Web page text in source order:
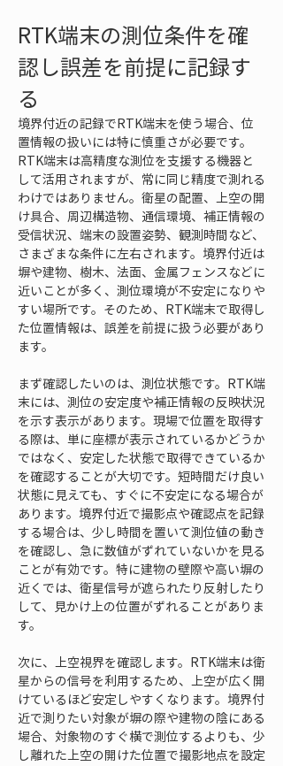
RTK端末の測位条件を確
認し誤差を前提に記録す
る
境界付近の記録でRTK端末を使う場合、位
置情報の扱いには特に慎重さが必要です。
RTK端末は高精度な測位を支援する機器と
して活用されますが、常に同じ精度で測れる
わけではありません。衛星の配置、上空の開
け具合、周辺構造物、通信環境、補正情報の
受信状況、端末の設置姿勢、観測時間など、
さまざまな条件に左右されます。境界付近は
塀や建物、樹木、法面、金属フェンスなどに
近いことが多く、測位環境が不安定になりや
すい場所です。そのため、RTK端末で取得し
た位置情報は、誤差を前提に扱う必要があり
ます。
まず確認したいのは、測位状態です。RTK端
末には、測位の安定度や補正情報の反映状況
を示す表示があります。現場で位置を取得す
る際は、単に座標が表示されているかどうか
ではなく、安定した状態で取得できているか
を確認することが大切です。短時間だけ良い
状態に見えても、すぐに不安定になる場合が
あります。境界付近で撮影点や確認点を記録
する場合は、少し時間を置いて測位値の動き
を確認し、急に数値がずれていないかを見る
ことが有効です。特に建物の壁際や高い塀の
近くでは、衛星信号が遮られたり反射したり
して、見かけ上の位置がずれることがありま
す。
次に、上空視界を確認します。RTK端末は衛
星からの信号を利用するため、上空が広く開
けているほど安定しやすくなります。境界付
近で測りたい対象が塀の際や建物の陰にある
場合、対象物のすぐ横で測位するよりも、少
し離れた上空の開けた位置で撮影地点を設定